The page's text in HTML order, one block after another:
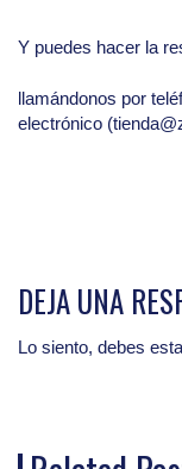
Y puedes hacer la
llamándonos por
electrónico
DEJA UNA
Lo siento, debes